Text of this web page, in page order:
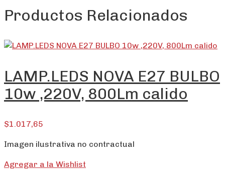
Productos Relacionados
LAMP.LEDS NOVA E27 BULBO
10w ,220V, 800Lm calido
$1.017,65
Imagen ilustrativa no contractual
Agregar a la Wishlist